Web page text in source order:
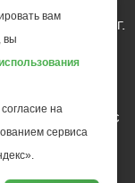
Карелия, г.
д.10, офис 211
10-45
только c
вам
вы
на
сервиса